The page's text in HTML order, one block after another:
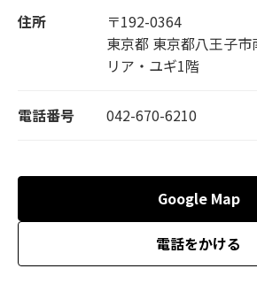
住所
〒192-0364
東京都 東京都八王子
リア・ユギ1階
電話番号 042-670-6210
Google Map
電話をかける